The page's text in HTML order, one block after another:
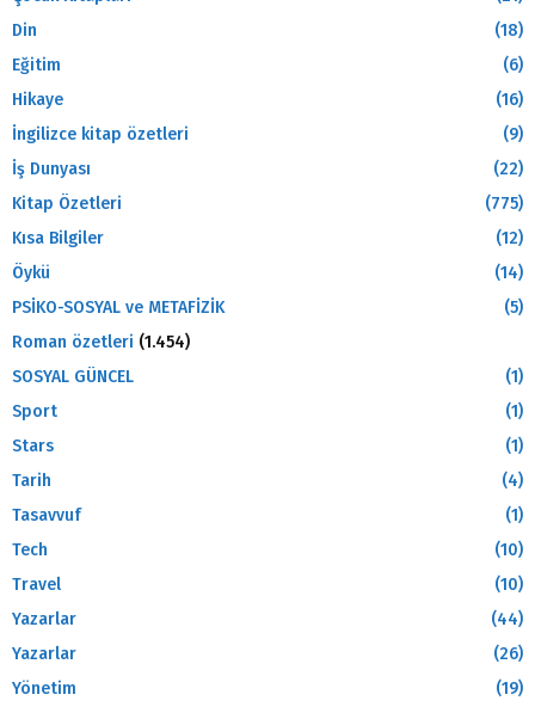
Din
(18)
Eğitim
(6)
Hikaye
(16)
İngilizce kitap özetleri
(9)
İş Dunyası
(22)
Kitap Özetleri
(775)
Kısa Bilgiler
(12)
Öykü
(14)
PSİKO-SOSYAL ve METAFİZİK
(5)
Roman özetleri (1.454)
SOSYAL GÜNCEL
(1)
Sport
(1)
Stars
(1)
Tarih
(4)
Tasavvuf
(1)
Tech
(10)
Travel
(10)
Yazarlar
(44)
Yazarlar
(26)
Yönetim
(19)